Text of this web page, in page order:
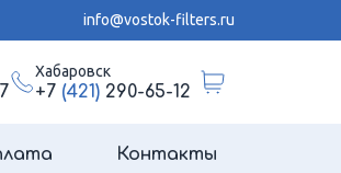
info@vostok-filters.ru
Хабаровск
+7 (421)290-65-12
Контакты